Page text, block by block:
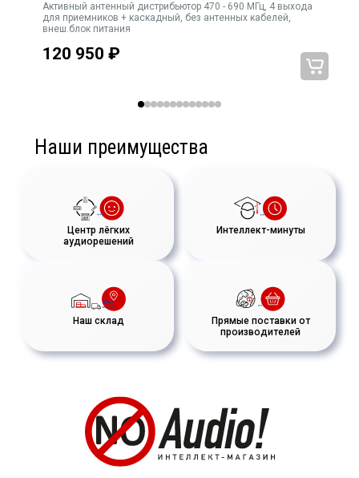
Активный антенный дистрибьютор 470 - 690 МГц, 4 выхода
для приемников + каскадный, без антенных кабелей,
внеш.блок питания
120 950 ₽
Наши преимущества
Центр лёгких
аудиорешений
Интеллект-минуты
Наш склад
Прямые поставки от
производителей